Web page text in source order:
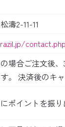
濤2-11-11
contact.php
場合ご注文後
。 決済後のキ
ポイントを振り